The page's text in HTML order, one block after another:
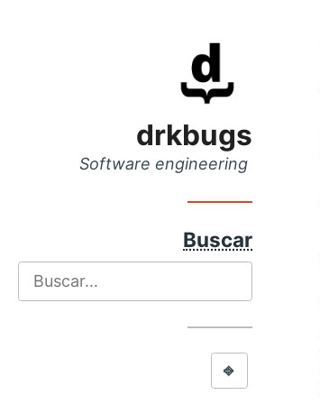
drkbugs
Software engineering
Buscar
Buscar
⎆